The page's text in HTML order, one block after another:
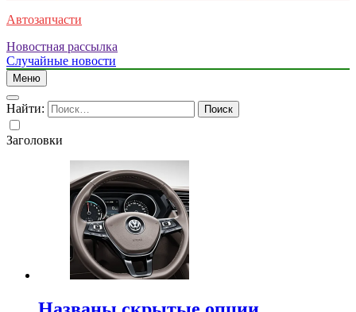
Автозапчасти
Новостная рассылка
Случайные новости
Меню
Найти:
Заголовки